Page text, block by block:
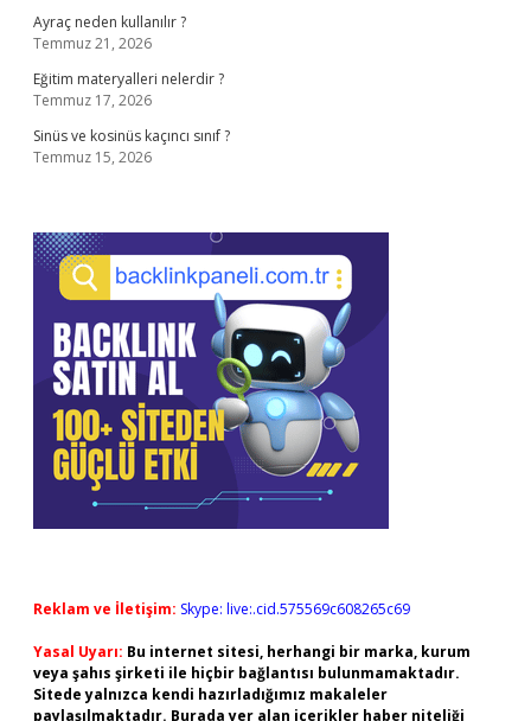
Ayraç neden kullanılır ?
Temmuz 21, 2026
Eğitim materyalleri nelerdir ?
Temmuz 17, 2026
Sinüs ve kosinüs kaçıncı sınıf ?
Temmuz 15, 2026
Reklam ve İletişim: Skype: live:.cid.575569c608265c69
Yasal Uyarı: Bu internet sitesi, herhangi bir marka, kurum
veya şahıs şirketi ile hiçbir bağlantısı bulunmamaktadır.
Sitede yalnızca kendi hazırladığımız makaleler
paylaşılmaktadır. Burada yer alan içerikler haber niteliği